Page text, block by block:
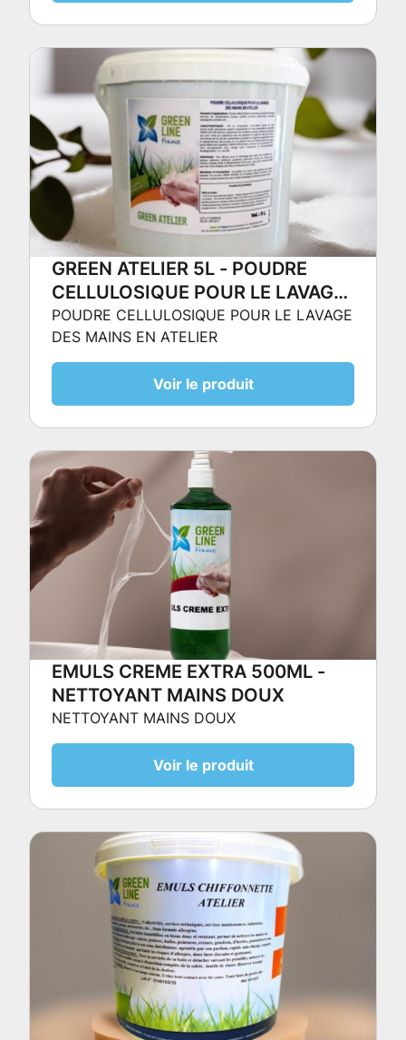
GREEN ATELIER 5L - POUDRE
CELLULOSIQUE POUR LE LAVAGE
DES MAINS EN ATELIER
POUDRE CELLULOSIQUE POUR LE LAVAGE
DES MAINS EN ATELIER
Voir le produit
EMULS CREME EXTRA 500ML -
NETTOYANT MAINS DOUX
NETTOYANT MAINS DOUX
Voir le produit